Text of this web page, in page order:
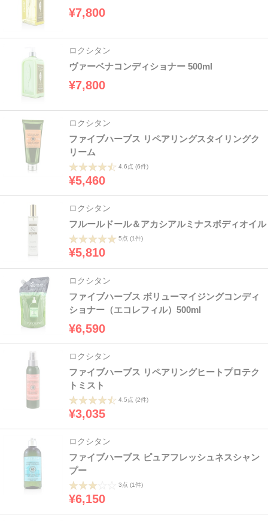
¥7,800
ロクシタン
ヴァーベナコンディショナー 500ml
¥7,800
ロクシタン
ファイブハーブス リペアリングスタイリングク
リーム
4.6点 (6件)
¥5,460
ロクシタン
フルールドール＆アカシアルミナスボディオイル
5点 (1件)
¥5,810
ロクシタン
ファイブハーブス ボリューマイジングコンディ
ショナー（エコレフィル）500ml
¥6,590
ロクシタン
ファイブハーブス リペアリングヒートプロテク
トミスト
4.5点 (2件)
¥3,035
ロクシタン
ファイブハーブス ピュアフレッシュネスシャン
プー
3点 (1件)
¥6,150